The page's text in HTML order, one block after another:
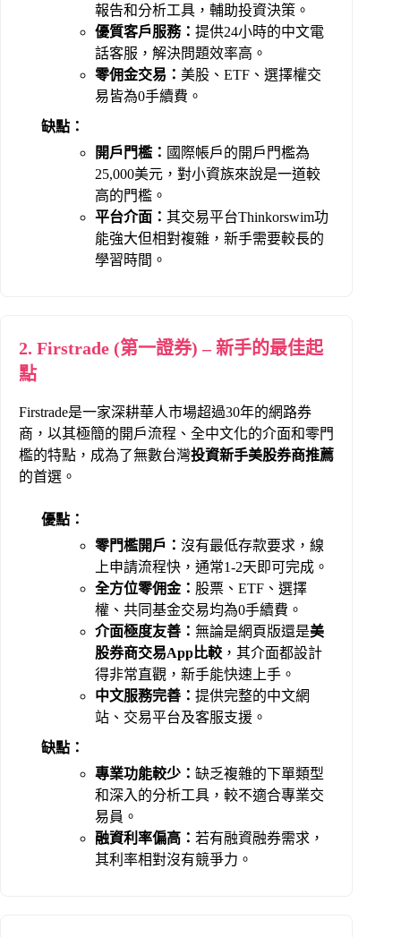
報告和分析工具，輔助投資決策。
優質客戶服務： 提供24小時的中文電
話客服，解決問題效率高。
零佣金交易： 美股、ETF、選擇權交
易皆為0手續費。
缺點：
開戶門檻： 國際帳戶的開戶門檻為
25,000美元，對小資族來說是一道較
高的門檻。
平台介面： 其交易平台Thinkorswim功
能強大但相對複雜，新手需要較長的
學習時間。
2. Firstrade (第一證券) – 新手的最佳起
點
Firstrade是一家深耕華人市場超過30年的網路券
商，以其極簡的開戶流程、全中文化的介面和零門
檻的特點，成為了無數台灣投資新手美股券商推薦
的首選。
優點：
零門檻開戶： 沒有最低存款要求，線
上申請流程快，通常1-2天即可完成。
全方位零佣金： 股票、ETF、選擇
權、共同基金交易均為0手續費。
介面極度友善： 無論是網頁版還是美
股券商交易App比較 ，其介面都設計
得非常直觀，新手能快速上手。
中文服務完善： 提供完整的中文網
站、交易平台及客服支援。
缺點：
專業功能較少： 缺乏複雜的下單類型
和深入的分析工具，較不適合專業交
易員。
融資利率偏高： 若有融資融券需求，
其利率相對沒有競爭力。